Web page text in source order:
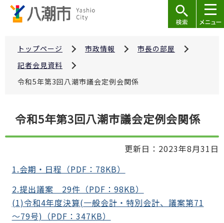
トップページ 市政情報
市長の部屋
記者会見資料
令和5年第3回八潮市議会定例会関係
こ
ら
令和5年第3回八潮市議会定例会関係
更新日：2023年8月31日
1.会期・日程（PDF：78KB）
2.提出議案 29件（PDF：98KB）
(1)令和4年度決算(一般会計・特別会計、議案第71
～79号)（PDF：347KB）